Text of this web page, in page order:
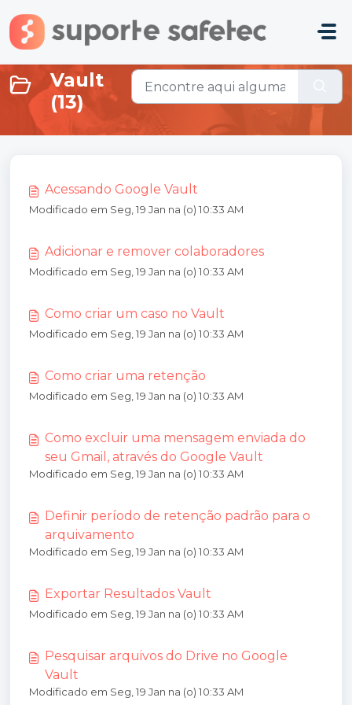
Ir para o conteúdo principal
Vault
(13)
Acessando Google Vault
Modificado em Seg, 19 Jan na (o) 10:33 AM
Adicionar e remover colaboradores
Modificado em Seg, 19 Jan na (o) 10:33 AM
Como criar um caso no Vault
Modificado em Seg, 19 Jan na (o) 10:33 AM
Como criar uma retenção
Modificado em Seg, 19 Jan na (o) 10:33 AM
Como excluir uma mensagem enviada do
seu Gmail, através do Google Vault
Modificado em Seg, 19 Jan na (o) 10:33 AM
Definir período de retenção padrão para o
arquivamento
Modificado em Seg, 19 Jan na (o) 10:33 AM
Exportar Resultados Vault
Modificado em Seg, 19 Jan na (o) 10:33 AM
Pesquisar arquivos do Drive no Google
Vault
Modificado em Seg, 19 Jan na (o) 10:33 AM